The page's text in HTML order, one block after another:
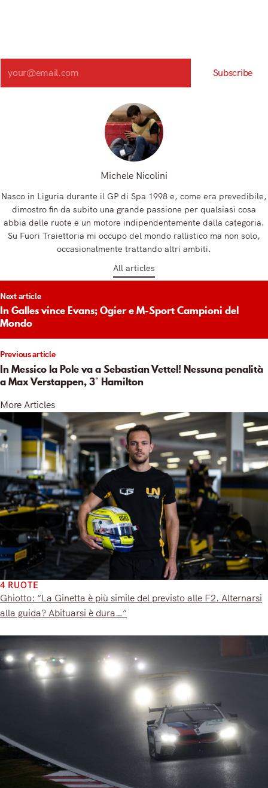
Search
Subscribe
Michele Nicolini
Nasco in Liguria durante il GP di Spa 1998 e, come era prevedibile,
dimostro fin da subito una grande passione per qualsiasi cosa
abbia delle ruote e un motore indipendentemente dalla categoria.
Su Fuori Traiettoria mi occupo del mondo rallistico ma non solo,
occasionalmente trattando altri ambiti.
All articles
Previous article
In Messico la Pole va a Sebastian Vettel! Nessuna penalità
a Max Verstappen, 3° Hamilton
Next article
In Galles vince Evans; Ogier e M-Sport Campioni del
Mondo
More Articles
4 RUOTE
Ghiotto: “La Ginetta è più simile del previsto alle F2. Alternarsi
alla guida? Abituarsi è dura…”